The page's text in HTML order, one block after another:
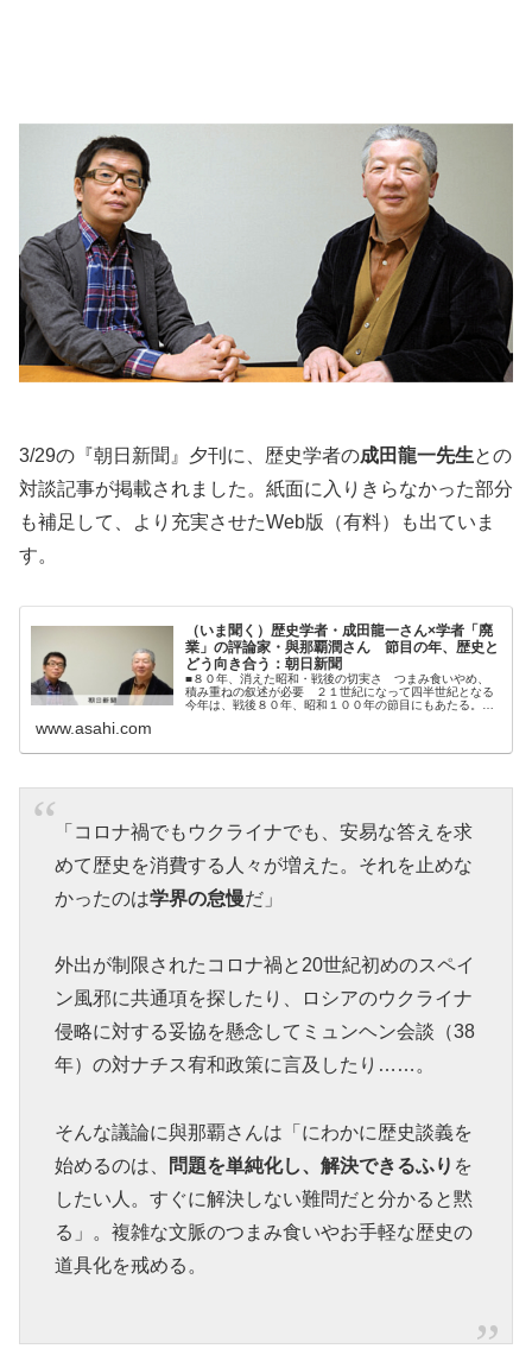
3/29の『朝日新聞』夕刊に、歴史学者の成田龍一先生との
対談記事が掲載されました。紙面に入りきらなかった部分
も補足して、より充実させたWeb版（有料）も出ていま
す。
（いま聞く）歴史学者・成田龍一さん×学者「廃
業」の評論家・與那覇潤さん 節目の年、歴史と
どう向き合う：朝日新聞
■８０年、消えた昭和・戦後の切実さ つまみ食いやめ、
積み重ねの叙述が必要 ２１世紀になって四半世紀となる
今年は、戦後８０年、昭和１００年の節目にもあたる。不
www.asahi.com
「コロナ禍でもウクライナでも、安易な答えを求
めて歴史を消費する人々が増えた。それを止めな
かったのは学界の怠慢だ」
外出が制限されたコロナ禍と20世紀初めのスペイ
ン風邪に共通項を探したり、ロシアのウクライナ
侵略に対する妥協を懸念してミュンヘン会談（38
年）の対ナチス宥和政策に言及したり……。
そんな議論に與那覇さんは「にわかに歴史談義を
始めるのは、
問題を単純化し、解決できるふり を
したい人。すぐに解決しない難問だと分かると黙
る」。複雑な文脈のつまみ食いやお手軽な歴史の
道具化を戒める。